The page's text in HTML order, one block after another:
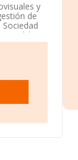
y
de
código
en el
ventas